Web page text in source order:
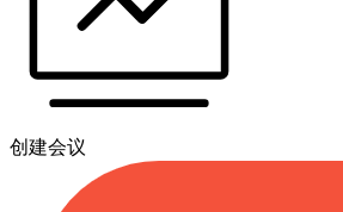
创建会议